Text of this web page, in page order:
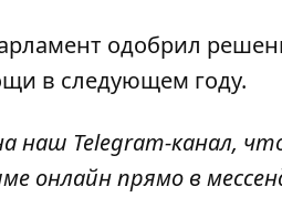
одобрил
в следующем году.
наш Telegram-канал,
онлайн прямо в